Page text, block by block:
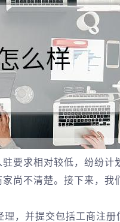
要求相对较低，纷纷计
尚不清楚。接下来，我
，并提交包括工商注册